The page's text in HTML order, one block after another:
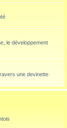
le développement
une devinette